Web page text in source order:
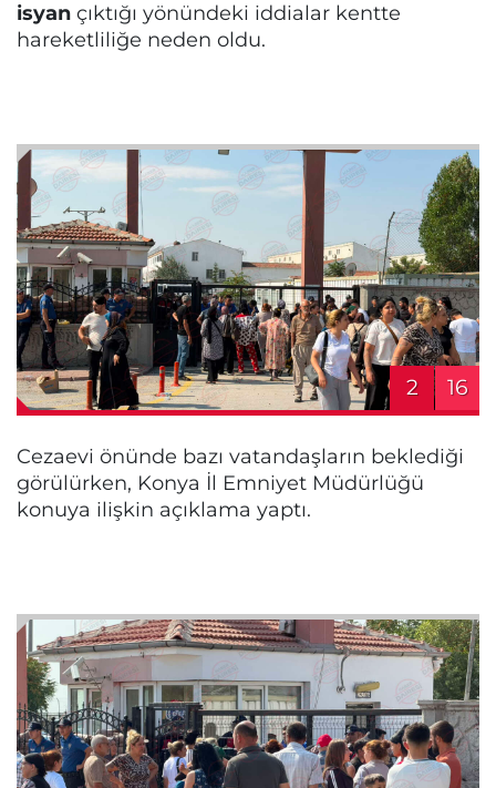
isyan çıktığı yönündeki iddialar kentte
hareketliliğe neden oldu.
2 16
Cezaevi önünde bazı vatandaşların beklediği
görülürken, Konya İl Emniyet Müdürlüğü
konuya ilişkin açıklama yaptı.